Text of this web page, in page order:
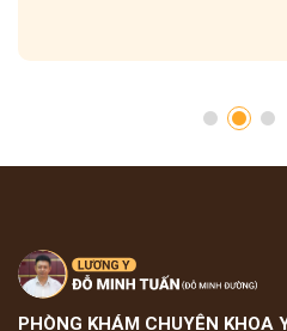
PHÒNG KHÁM CHUYÊN KHOA